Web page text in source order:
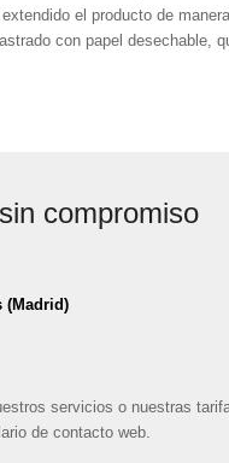
el producto de
con papel desechable,
compromiso
(Madrid)
servicios o nuestras
de contacto web.